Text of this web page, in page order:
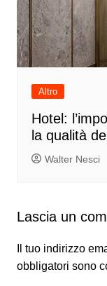
Altro
Hotel:
la qualità
Walter Nesci
Lascia un
Il tuo indirizzo
obbligatori sono